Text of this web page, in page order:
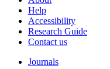
Help
Accessibility
Research Guide
Contact us
Journals